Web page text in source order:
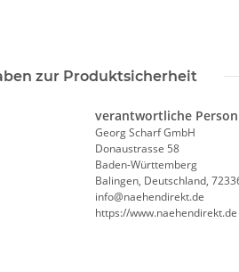
zur Produktsicherheit
verantwortliche
Georg Scharf GmbH
Donaustrasse 58
Baden-Württemberg
Balingen, Deutschland,
info@naehendirekt.de
https://www.naehendirekt.de